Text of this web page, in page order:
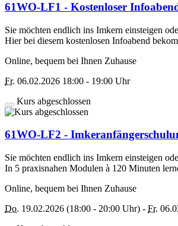
61WO-LF1 - Kostenloser
Sie möchten endlich ins Imkern einsteigen
Hier bei diesem kostenlosen Infoabend
Online, bequem bei Ihnen Zuhause
Fr. 06.02.2026 18:00 - 19:00 Uhr
Kurs abgeschlossen
61WO-LF2 -
Sie möchten endlich ins Imkern einsteigen
In 5 praxisnahen Modulen à 120 Minuten
Online, bequem bei Ihnen Zuhause
Do. 19.02.2026 (18:00 - 20:00 Uhr) - Fr.